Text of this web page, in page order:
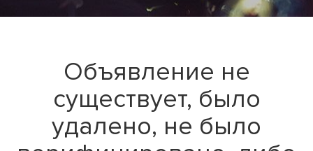
Объявление не
существует, было
удалено, не было